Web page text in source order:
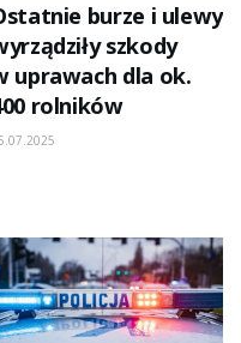
burze i ulewy
szkody
uprawach dla ok.
rolników